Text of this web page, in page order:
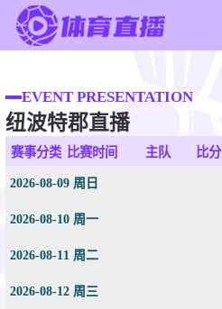
足球直播
篮球直播
足球录像
篮球新闻
EVENT PRESENTATION
纽波特郡直播
赛事分类 比赛时间 主队 比分
2026-08-09 周日
2026-08-10 周一
2026-08-11 周二
2026-08-12 周三